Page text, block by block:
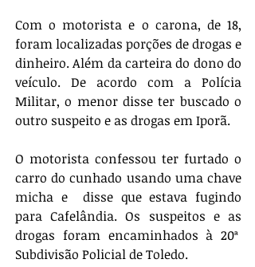
Com o motorista e o carona, de 18,
foram localizadas porções de drogas e
dinheiro. Além da carteira do dono do
veículo. De acordo com a Polícia
Militar, o menor disse ter buscado o
outro suspeito e as drogas em Iporã.
O motorista confessou ter furtado o
carro do cunhado usando uma chave
micha e  disse que estava fugindo
para Cafelândia. Os suspeitos e as
drogas foram encaminhados à 20ª
Subdivisão Policial de Toledo.